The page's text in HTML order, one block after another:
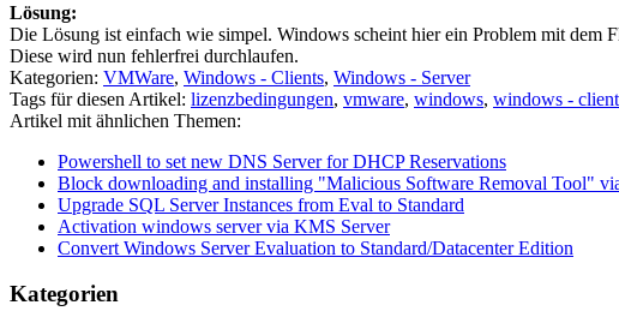
Lösung:
Die Lösung ist einfach wie simpel. Windows scheint hier ein Problem mit
Diese wird nun fehlerfrei durchlaufen.
Kategorien: VMWare, Windows - Clients, Windows - Server
Tags für diesen Artikel: lizenzbedingungen, vmware, windows, windows -
Artikel mit ähnlichen Themen:
Powershell to set new DNS Server for DHCP Reservations
Block downloading and installing "Malicious Software Removal Tool"
Upgrade SQL Server Instances from Eval to Standard
Activation windows server via KMS Server
Convert Windows Server Evaluation to Standard/Datacenter Edition
Kategorien